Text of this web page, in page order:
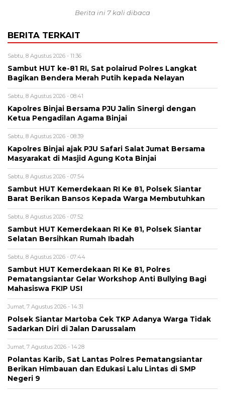
Berita ini 7 kali dibaca
BERITA TERKAIT
Sabtu, 8 Agustus 2026 - 11:36
Sambut HUT ke-81 RI, Sat polairud Polres Langkat
Bagikan Bendera Merah Putih kepada Nelayan
Sabtu, 8 Agustus 2026 - 08:41
Kapolres Binjai Bersama PJU Jalin Sinergi dengan
Ketua Pengadilan Agama Binjai
Sabtu, 8 Agustus 2026 - 08:39
Kapolres Binjai ajak PJU Safari Salat Jumat Bersama
Masyarakat di Masjid Agung Kota Binjai
Sabtu, 8 Agustus 2026 - 07:54
Sambut HUT Kemerdekaan RI Ke 81, Polsek Siantar
Barat Berikan Bansos Kepada Warga Membutuhkan
Sabtu, 8 Agustus 2026 - 07:52
Sambut HUT Kemerdekaan RI Ke 81, Polsek Siantar
Selatan Bersihkan Rumah Ibadah
Sabtu, 8 Agustus 2026 - 07:44
Sambut HUT Kemerdekaan RI Ke 81, Polres
Pematangsiantar Gelar Workshop Anti Bullying Bagi
Mahasiswa FKIP USI
Jumat, 7 Agustus 2026 - 14:31
Polsek Siantar Martoba Cek TKP Adanya Warga Tidak
Sadarkan Diri di Jalan Darussalam
Jumat, 7 Agustus 2026 - 14:28
Polantas Karib, Sat Lantas Polres Pematangsiantar
Berikan Himbauan dan Edukasi Lalu Lintas di SMP
Negeri 9